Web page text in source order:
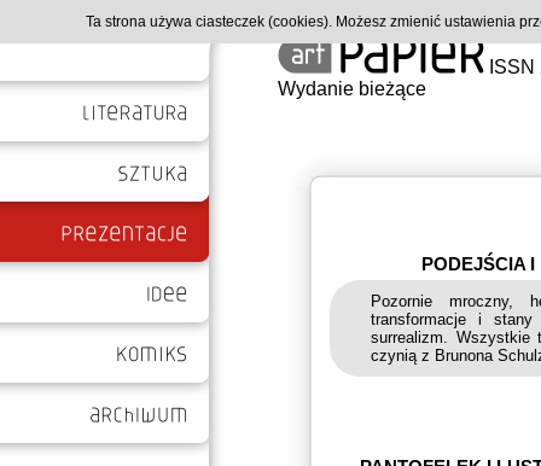
Wydanie bieżące
PODEJŚCIA
Pozornie mroczny,
transformacje i stany
surrealizm. Wszystkie
czynią z Brunona
Ta strona używa ciasteczek (cookies). Możesz zmienić ustawienia